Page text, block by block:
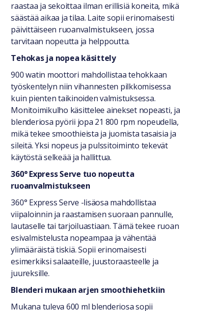
raastaa ja sekoittaa ilman erillisiä koneita, mikä
säästää aikaa ja tilaa. Laite sopii erinomaisesti
päivittäiseen ruoanvalmistukseen, jossa
tarvitaan nopeutta ja helppoutta.
Tehokas ja nopea käsittely
900 watin moottori mahdollistaa tehokkaan
työskentelyn niin vihannesten pilkkomisessa
kuin pienten taikinoiden valmistuksessa.
Monitoimikulho käsittelee ainekset nopeasti, ja
blenderiosa pyörii jopa 21 800 rpm nopeudella,
mikä tekee smoothieista ja juomista tasaisia ja
sileitä. Yksi nopeus ja pulssitoiminto tekevät
käytöstä selkeää ja hallittua.
360° Express Serve tuo nopeutta
ruoanvalmistukseen
360° Express Serve -lisäosa mahdollistaa
viipaloinnin ja raastamisen suoraan pannulle,
lautaselle tai tarjoiluastiaan. Tämä tekee ruoan
esivalmistelusta nopeampaa ja vähentää
ylimääräistä tiskiä. Sopii erinomaisesti
esimerkiksi salaateille, juustoraasteelle ja
juureksille.
Blenderi mukaan arjen smoothiehetkiin
Mukana tuleva 600 ml blenderiosa sopii